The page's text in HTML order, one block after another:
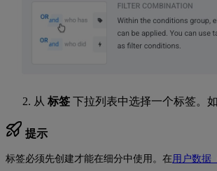
从 标签 下拉列表中选择一个标签。
提示
标签必须先创建才能在细分中使用。在 用户数据